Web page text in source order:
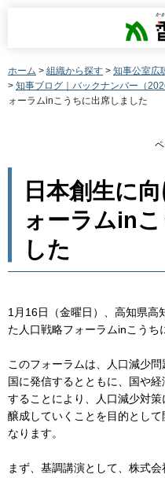
ホーム > 組織から探す > 知事公室広
> 知事ブログ｜バックナンバー（
ォーラムinこうちに出席しました
日本創生に
ォーラムin
した
1月16日（金曜日）、高知県高
た人口戦略フォーラムinこうち
このフォーラムは、人口減少
国に発信するとともに、国や
することにより、人口減少対
醸成していくことを目的とし
なります。
まず、基調講演として、株式